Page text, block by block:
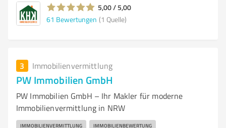
5,00 / 5,00
61 Bewertungen (1 Quelle)
3 Immobilienvermittlung
PW Immobilien GmbH
PW Immobilien GmbH – Ihr Makler für moderne
Immobilienvermittlung in NRW
IMMOBILIENVERMITTLUNG IMMOBILIENBEWERTUNG